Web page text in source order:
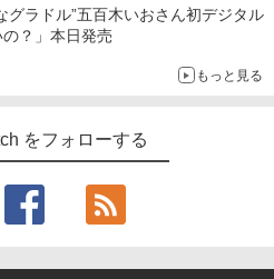
グラドル”五百木いおさん初デジタル
？」本日発売
もっと見る
をフォローする